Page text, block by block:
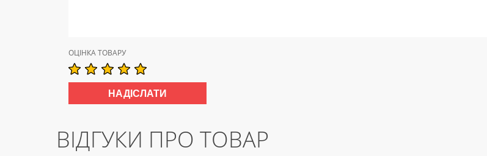
ОЦІНКА ТОВАРУ
ВІДГУКИ ПРО ТОВАР